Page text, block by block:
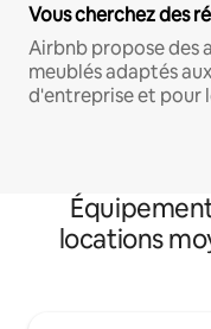
Vous cherchez des
Airbnb propose des
meublés adaptés
d'entreprise et pour
locations